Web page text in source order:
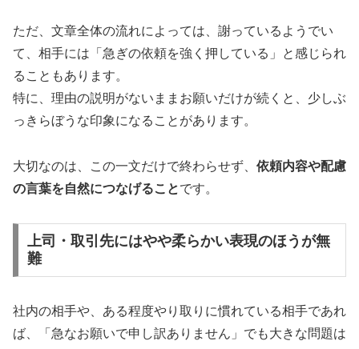
ただ、文章全体の流れによっては、謝っているようでい
て、相手には「急ぎの依頼を強く押している」と感じられ
ることもあります。
特に、理由の説明がないままお願いだけが続くと、少しぶ
っきらぼうな印象になることがあります。
大切なのは、この一文だけで終わらせず、 依頼内容や配慮
の言葉を自然につなげることです。
上司・取引先にはやや柔らかい表現のほうが無
難
社内の相手や、ある程度やり取りに慣れている相手であれ
ば、「急なお願いで申し訳ありません」でも大きな問題は